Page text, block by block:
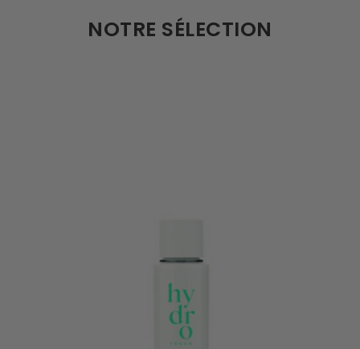
NOTRE SÉLECTION